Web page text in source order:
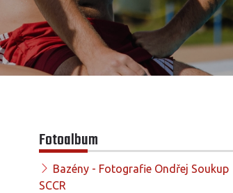
Fotoalbum
Bazény - Fotografie Ondřej Soukup
SCCR